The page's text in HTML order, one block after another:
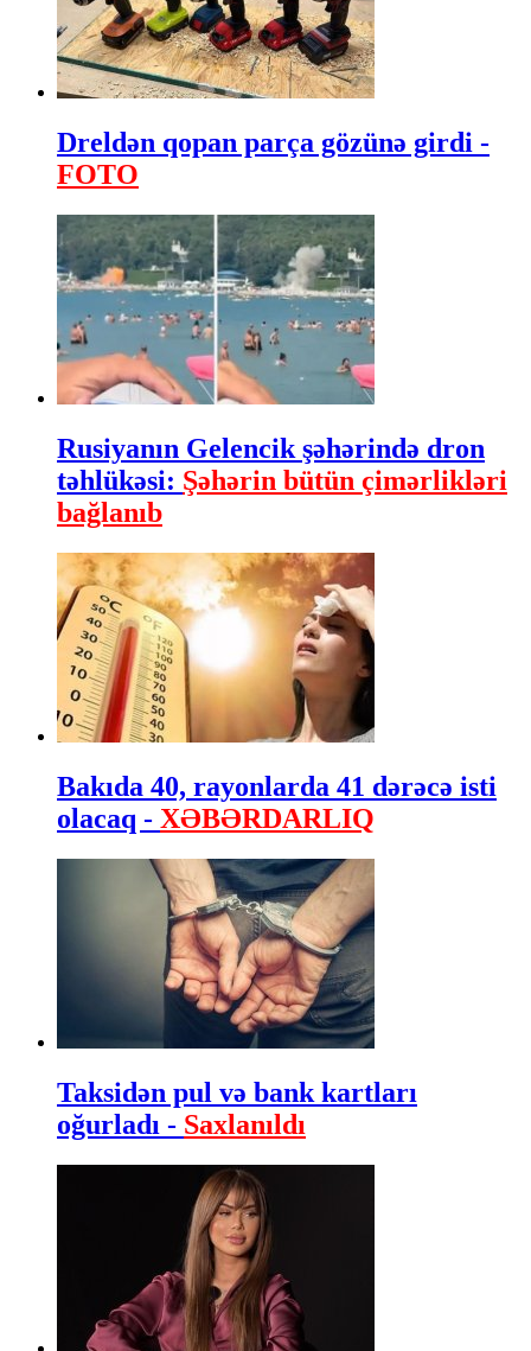
Dreldən qopan parça gözünə girdi -
FOTO
Rusiyanın Gelencik şəhərində dron
təhlükəsi: Şəhərin bütün çimərlikləri
bağlanıb
Bakıda 40, rayonlarda 41 dərəcə isti
olacaq - XƏBƏRDARLIQ
Taksidən pul və bank kartları
oğurladı - Saxlanıldı